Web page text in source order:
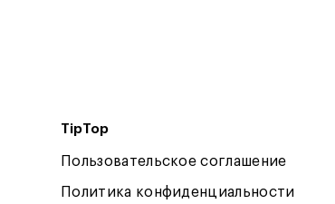
TipTop
Пользовательское соглашение
Политика конфиденциальности